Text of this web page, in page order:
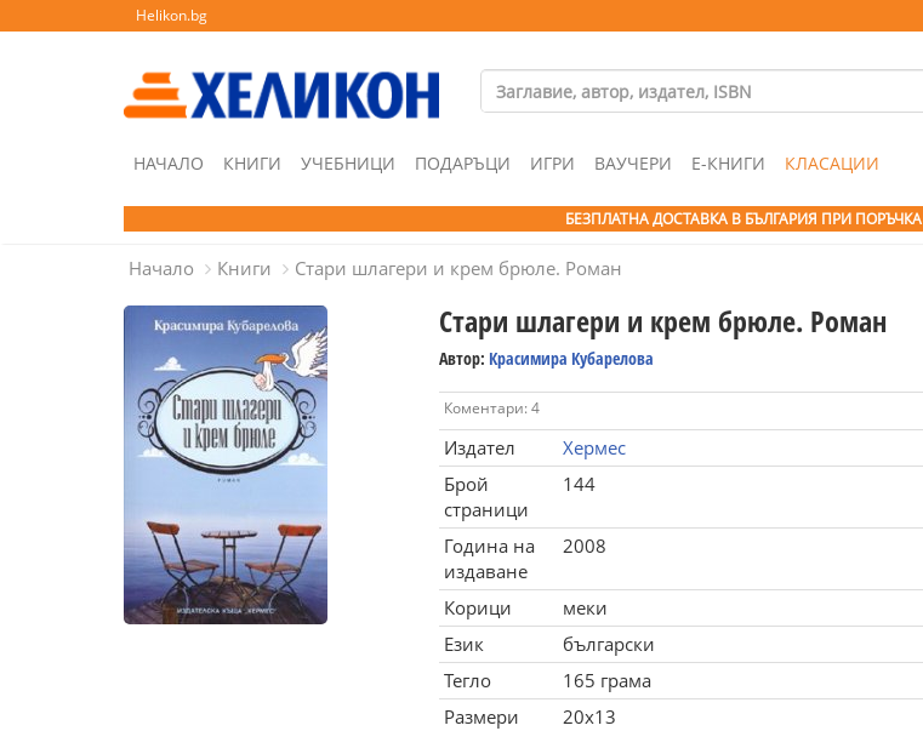
Helikon.bg
НАЧАЛО КНИГИ УЧЕБНИЦИ ПОДАРЪЦИ ИГРИ ВАУЧЕРИ Е-КНИГИ КЛАСАЦИИ
БЕЗПЛАТНА ДОСТАВКА В БЪЛГАРИЯ ПРИ ПОРЪЧКА
Начало Книги Стари шлагери и крем брюле. Роман
Стари шлагери и крем брюле. Роман
Автор: Красимира Кубарелова
Коментари: 4
Издател
Хермес
Брой
страници
144
Година на
издаване
2008
Корици
меки
Език
български
Тегло
165 грама
Размери
20x13